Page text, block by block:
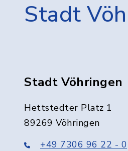
Stadt
Stadt Vöhringen
Hettstedter Platz 1
89269 Vöhringen
+49 7306 96 22 - 0